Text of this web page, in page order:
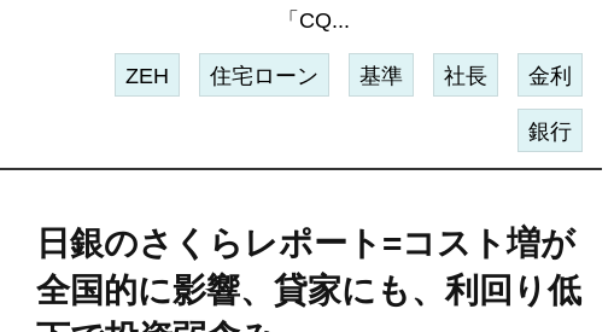
「CQ...
ZEH 住宅ローン 基準 社長 金利
銀行
日銀のさくらレポート=コスト増が
全国的に影響、貸家にも、利回り低